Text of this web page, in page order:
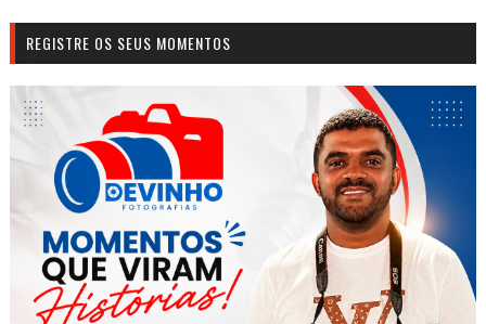
REGISTRE OS SEUS MOMENTOS